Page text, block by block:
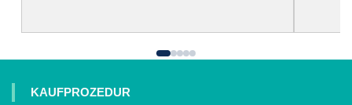
KAUFPROZEDUR